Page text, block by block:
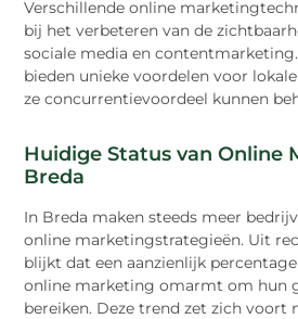
Verschillende online
bij het verbeteren van de
sociale media en
bieden unieke voordelen voor
ze concurrentievoordeel kunnen
Huidige Status van Online
Breda
In Breda maken steeds meer
online marketingstrategieën. Uit
blijkt dat een aanzienlijk
online marketing omarmt om hun
bereiken. Deze trend zet zich voort